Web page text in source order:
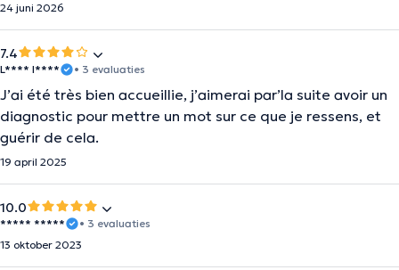
24 juni 2026
7.4
L**** I**** • 3 evaluaties
J’ai été très bien accueillie, j’aimerai par’la suite avoir un
diagnostic pour mettre un mot sur ce que je ressens, et
guérir de cela.
19 april 2025
10.0
***** *****
• 3 evaluaties
13 oktober 2023